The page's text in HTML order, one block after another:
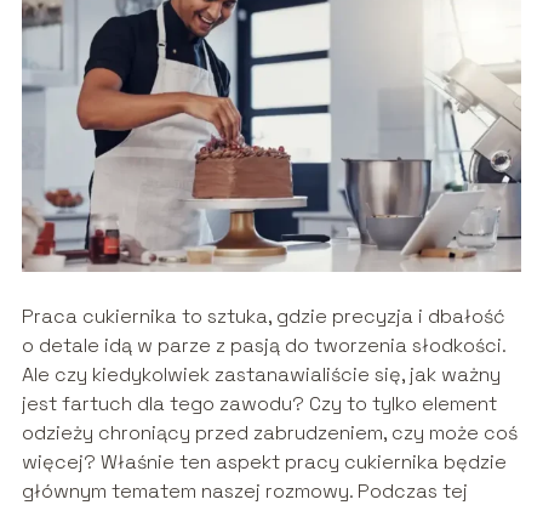
Praca cukiernika to sztuka, gdzie precyzja i dbałość
o detale idą w parze z pasją do tworzenia słodkości.
Ale czy kiedykolwiek zastanawialiście się, jak ważny
jest fartuch dla tego zawodu? Czy to tylko element
odzieży chroniący przed zabrudzeniem, czy może coś
więcej? Właśnie ten aspekt pracy cukiernika będzie
głównym tematem naszej rozmowy. Podczas tej